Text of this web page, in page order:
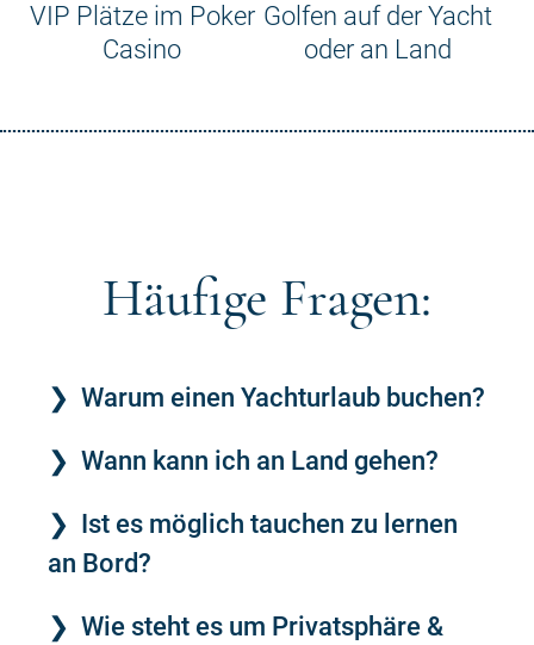
VIP Plätze im Poker
Casino
Golfen auf der Yacht
oder an Land
Häufige Fragen:
Warum einen Yachturlaub buchen?
Wann kann ich an Land gehen?
Ist es möglich tauchen zu lernen
an Bord?
Wie steht es um Privatsphäre &